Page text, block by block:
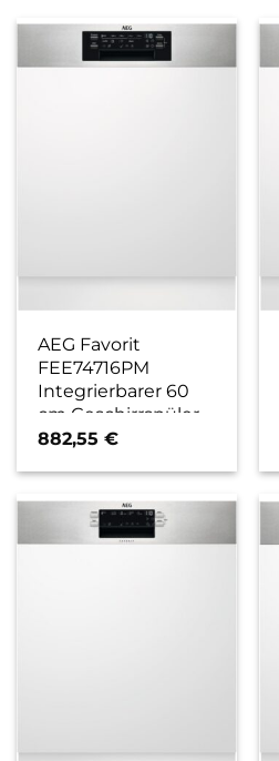
AEG Favorit
FEE74716PM
Integrierbarer 60
cm Geschirrspüler
edelstahl/cleansteel
882,55€